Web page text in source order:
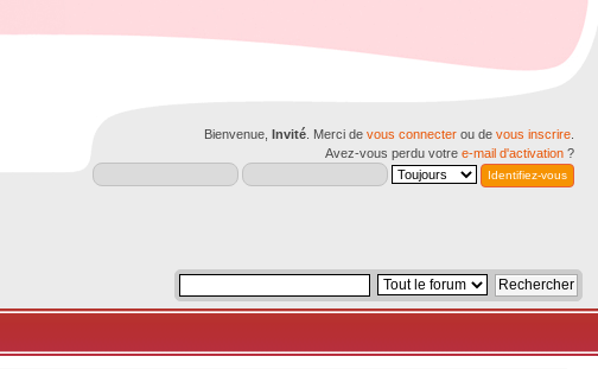
Bienvenue, Invité . Merci de vous connecter ou de vous inscrire
Avez-vous perdu votre e-mail d'activation ?